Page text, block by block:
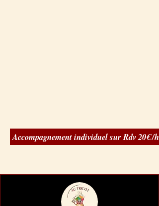
Accompagnement individuel sur Rdv 20€ /h